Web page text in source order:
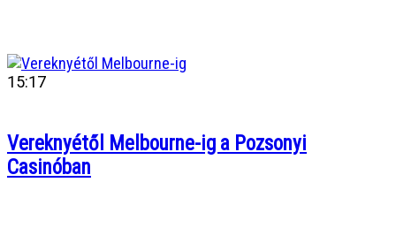
15:17
Vereknyétől Melbourne-ig a Pozsonyi
Casinóban